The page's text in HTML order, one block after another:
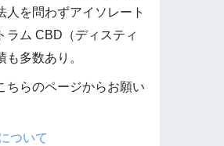
人を問わずアイソレート
ラム CBD（ディスティ
も多数あり。
ちらのページからお願い
ついて